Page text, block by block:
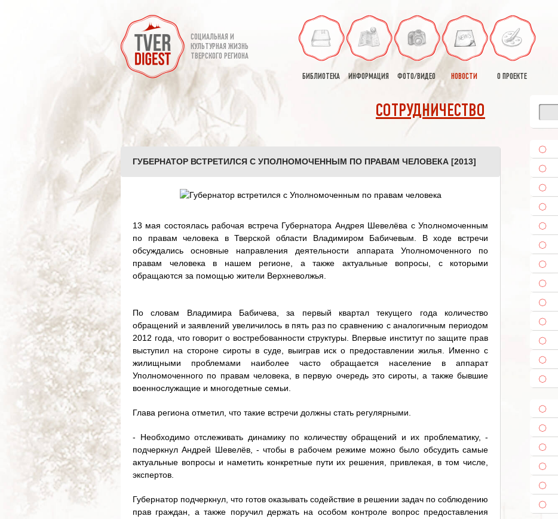
СОЦИАЛЬНАЯ И
КУЛЬТУРНАЯ ЖИЗНЬ
ТВЕРСКОГО РЕГИОНА
БИБЛИОТЕКА ИНФОРМАЦИЯ ФОТО/ВИДЕО НОВОСТИ О ПРОЕКТЕ
СОТРУДНИЧЕСТВО
ГУБЕРНАТОР ВСТРЕТИЛСЯ С УПОЛНОМОЧЕННЫМ ПО ПРАВАМ ЧЕЛОВЕКА [2013]
13 мая состоялась рабочая встреча Губернатора Андрея Шевелёва с Уполномоченным
по правам человека в Тверской области Владимиром Бабичевым. В ходе встречи
обсуждались основные направления деятельности аппарата Уполномоченного по
правам человека в нашем регионе, а также актуальные вопросы, с которыми
обращаются за помощью жители Верхневолжья.
По словам Владимира Бабичева, за первый квартал текущего года количество
обращений и заявлений увеличилось в пять раз по сравнению с аналогичным периодом
2012 года, что говорит о востребованности структуры. Впервые институт по защите прав
выступил на стороне сироты в суде, выиграв иск о предоставлении жилья. Именно с
жилищными проблемами наиболее часто обращается население в аппарат
Уполномоченного по правам человека, в первую очередь это сироты, а также бывшие
военнослужащие и многодетные семьи.
Глава региона отметил, что такие встречи должны стать регулярными.
- Необходимо отслеживать динамику по количеству обращений и их проблематику, -
подчеркнул Андрей Шевелёв, - чтобы в рабочем режиме можно было обсудить самые
актуальные вопросы и наметить конкретные пути их решения, привлекая, в том числе,
экспертов.
Губернатор подчеркнул, что готов оказывать содействие в решении задач по соблюдению
прав граждан, а также поручил держать на особом контроле вопрос предоставления